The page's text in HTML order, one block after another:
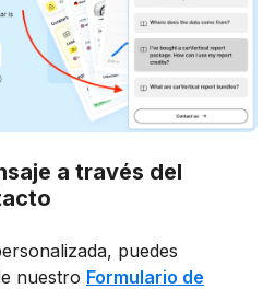
a través del
puedes
nuestro Formulario de